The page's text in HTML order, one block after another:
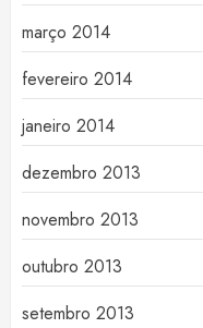
março 2014
fevereiro 2014
janeiro 2014
dezembro 2013
novembro 2013
outubro 2013
setembro 2013